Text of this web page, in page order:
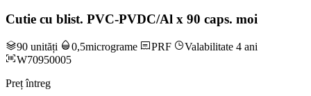
Cutie cu blist. PVC-PVDC/Al x 90 caps. moi
90 unități 0,5micrograme PRF
Valabilitate 4 ani
W70950005
Preț întreg